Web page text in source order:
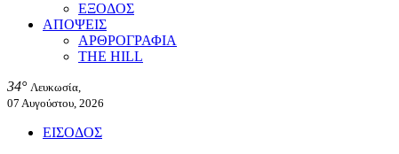
ΕΞΟΔΟΣ
ΑΠΟΨΕΙΣ
ΑΡΘΡΟΓΡΑΦΙΑ
THE HILL
34° Λευκωσία,
07 Αυγούστου, 2026
ΕΙΣΟΔΟΣ